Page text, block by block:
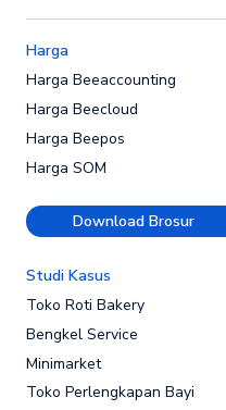
Harga
Harga Beeaccounting
Harga Beecloud
Harga Beepos
Harga SOM
Download Brosur
Studi Kasus
Toko Roti Bakery
Bengkel Service
Minimarket
Toko Perlengkapan Bayi